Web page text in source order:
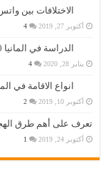
الاختلافات بين
أكتوبر 27, 2019 4
الدراسة في المانيا 2020 واهم التفاصيل عنها
يناير 28, 2020 4
انواع الاقامة في
أكتوبر 10, 2019 2
تعرف على أهم طرق
أكتوبر 24, 2019 1